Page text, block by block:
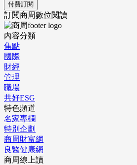
付費訂閱
訂閱商周數位閱讀
內容分類
焦點
國際
財經
管理
職場
共好ESG
特色頻道
名家專欄
特別企劃
商周財富網
良醫健康網
商周線上讀